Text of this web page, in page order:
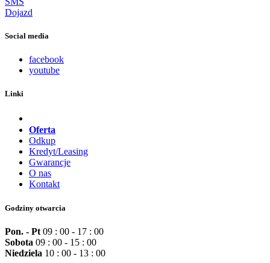
Dojazd
Social media
facebook
youtube
Linki
Oferta
Odkup
Kredyt/Leasing
Gwarancje
O nas
Kontakt
Godziny otwarcia
Pon. - Pt 09 : 00 - 17 : 00
Sobota 09 : 00 - 15 : 00
Niedziela 10 : 00 - 13 : 00